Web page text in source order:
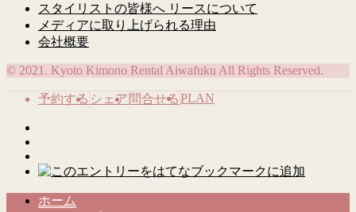
スタイリストの皆様へ リースについて
メディアに取り上げられる理由
会社概要
© 2021. Kyoto Kimono Rental Aiwafuku All Rights Reserved.
予約する シェア 問合せるPLAN
ホーム